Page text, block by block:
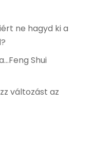
ne hagyd ki a
Shui
változást az